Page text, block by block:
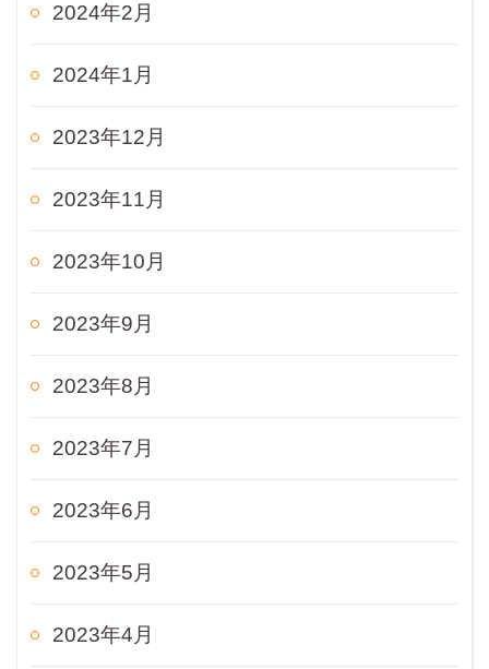
2024年2月
2024年1月
2023年12月
2023年11月
2023年10月
2023年9月
2023年8月
2023年7月
2023年6月
2023年5月
2023年4月